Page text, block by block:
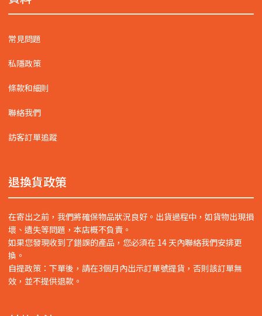
常見問題
私隱政策
條款和細則
聯絡我們
訪客訂單追蹤
退換貨政策
在寄出之前，我們將確保物品狀況良好。出貨過程中，如貨物出現損
壞、遺失等問題，本店概不負責。
如果您發現收到了錯誤的產品，您必須在 14 天內聯絡我們安排更
換。
自提政策：下單後，請在3個月內出示訂單號提貨，否則該訂單無
效，並不提供退款。